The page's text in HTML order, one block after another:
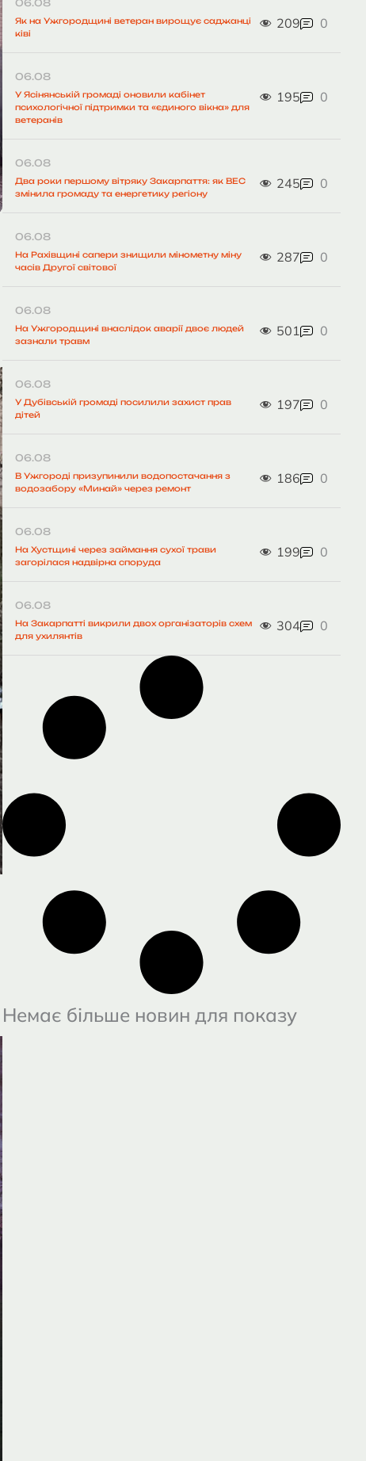
Як на Ужгородщині ветеран вирощує саджанці
ківі
06.08
209 0
У Ясінянській громаді оновили кабінет
психологічної підтримки та «єдиного вікна» для
ветеранів
06.08
195 0
Два роки першому вітряку Закарпаття: як ВЕС
змінила громаду та енергетику регіону
06.08
245 0
На Рахівщині сапери знищили мінометну міну
часів Другої світової
06.08
287 0
На Ужгородщині внаслідок аварії двоє людей
зазнали травм
06.08
501 0
У Дубівській громаді посилили захист прав
дітей
06.08
197 0
В Ужгороді призупинили водопостачання з
водозабору «Минай» через ремонт
06.08
186 0
На Хустщині через займання сухої трави
загорілася надвірна споруда
06.08
199 0
На Закарпатті викрили двох організаторів схем
для ухилянтів
06.08
304 0
Немає більше новин для показу